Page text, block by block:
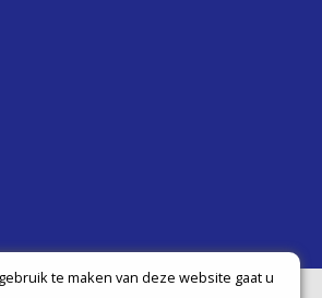
te maken van deze website gaat u